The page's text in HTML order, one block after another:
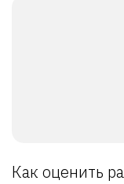
Как оценить